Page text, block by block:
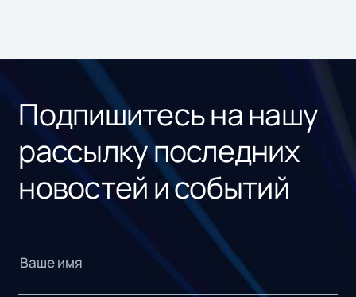
Подпишитесь на нашу
рассылку последних
новостей и событий